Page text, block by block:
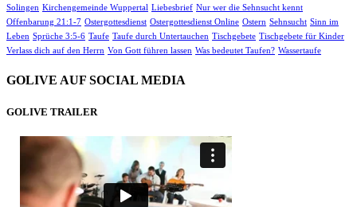
Solingen Kirchengemeinde Wuppertal Liebesbrief Nur wer die Sehnsucht kennt
Offenbarung 21:1-7 Ostergottesdienst Ostergottesdienst Online Ostern Sehnsucht Sinn im
Leben Sprüche 3:5-6 Taufe Taufe durch Untertauchen Tischgebete Tischgebete für Kinder
Verlass dich auf den Herrn Von Gott führen lassen Was bedeutet Taufen? Wassertaufe
GOLIVE AUF SOCIAL MEDIA
GOLIVE TRAILER